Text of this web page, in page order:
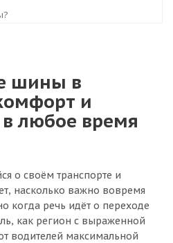
шины в
и
в любое время
о своём транспорте и
насколько важно вовремя
когда речь идёт о переходе
как регион с выраженной
водителей максимальной